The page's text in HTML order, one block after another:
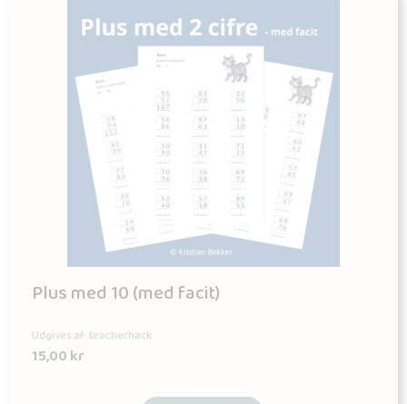
Plus med 10 (med facit)
Udgives af: teacherhack
15,00kr